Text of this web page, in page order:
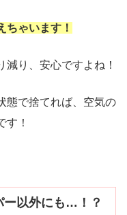
ちゃいます！
り、安心ですよね！
態で捨てれば、空気の
す！
ー以外にも…！？